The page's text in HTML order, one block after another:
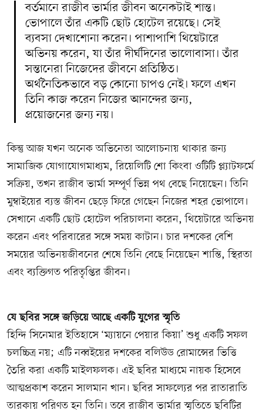
বর্তমানে রাজীব ভার্মার জীবন অনেকটাই শান্ত।
ভোপালে তাঁর একটি ছোট হোটেল রয়েছে। সেই
ব্যবসা দেখাশোনা করেন। পাশাপাশি থিয়েটারে
অভিনয় করেন, যা তাঁর দীর্ঘদিনের ভালোবাসা। তাঁর
সন্তানেরা নিজেদের জীবনে প্রতিষ্ঠিত।
অর্থনৈতিকভাবে বড় কোনো চাপও নেই। ফলে এখন
তিনি কাজ করেন নিজের আনন্দের জন্য,
প্রয়োজনের জন্য নয়।
কিন্তু আজ যখন অনেক অভিনেতা আলোচনায় থাকার জন্য
সামাজিক যোগাযোগমাধ্যম, রিয়েলিটি শো কিংবা ওটিটি প্ল্যাটফর্মে
সক্রিয়, তখন রাজীব ভার্মা সম্পূর্ণ ভিন্ন পথ বেছে নিয়েছেন। তিনি
মুম্বাইয়ের ব্যস্ত জীবন ছেড়ে ফিরে গেছেন নিজের শহর ভোপালে।
সেখানে একটি ছোট হোটেল পরিচালনা করেন, থিয়েটারে অভিনয়
করেন এবং পরিবারের সঙ্গে সময় কাটান। চার দশকের বেশি
সময়ের অভিনয়জীবনের শেষে তিনি বেছে নিয়েছেন শান্তি, স্থিরতা
এবং ব্যক্তিগত পরিতৃপ্তির জীবন।
যে ছবির সঙ্গে জড়িয়ে আছে একটি যুগের স্মৃতি
হিন্দি সিনেমার ইতিহাসে ‘ম্যায়নে পেয়ার কিয়া’ শুধু একটি সফল
চলচ্চিত্র নয়; এটি নব্বইয়ের দশকের বলিউড রোমান্সের ভিত্তি
তৈরি করা একটি মাইলফলক। এই ছবির মাধ্যমে নায়ক হিসেবে
আত্মপ্রকাশ করেন সালমান খান। ছবির সাফল্যের পর রাতারাতি
তারকায় পরিণত হন তিনি। তবে রাজীব ভার্মার স্মৃতিতে ছবিটির